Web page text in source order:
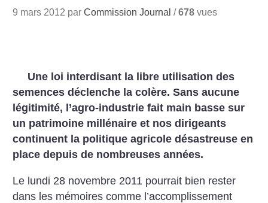
9 mars 2012 parCommission Journal /678 vues
Une loi interdisant la libre utilisation des
semences déclenche la colère. Sans aucune
légitimité, l’agro-industrie fait main basse sur
un patrimoine millénaire et nos dirigeants
continuent la politique agricole désastreuse en
place depuis de nombreuses années.
Le lundi 28 novembre 2011 pourrait bien rester
dans les mémoires comme l’accomplissement